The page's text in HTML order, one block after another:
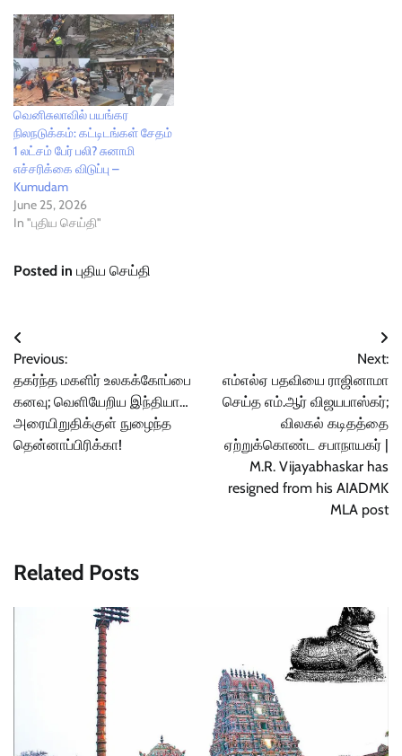
வெனிசுலாவில் பயங்கர
நிலநடுக்கம்: கட்டிடங்கள் சேதம்
1 லட்சம் பேர் பலி? சுனாமி
எச்சரிக்கை விடுப்பு –
Kumudam
June 25, 2026
In "புதிய செய்தி"
Posted in புதிய செய்தி
Post
navigation
Previous:
தகர்ந்த மகளிர் உலகக்கோப்பை
கனவு; வெளியேறிய இந்தியா…
அரையிறுதிக்குள் நுழைந்த
தென்னாப்பிரிக்கா!
Next:
எம்எல்ஏ பதவியை ராஜினாமா
செய்த எம்.ஆர் விஜயபாஸ்கர்;
விலகல் கடிதத்தை
ஏற்றுக்கொண்ட சபாநாயகர் |
M.R. Vijayabhaskar has
resigned from his AIADMK
MLA post
Related Posts